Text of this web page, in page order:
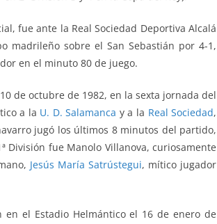
fue ante la Real Sociedad Deportiva Alcalá
madrileño sobre el San Sebastián por 4-1,
en el minuto 80 de juego.
de octubre de 1982, en la sexta jornada del
a la U. D. Salamanca y a la Real Sociedad,
jugó los últimos 8 minutos del partido,
División fue Manolo Villanova, curiosamente
Jesús María Satrústegui, mítico jugador
el Estadio Helmántico el 16 de enero de